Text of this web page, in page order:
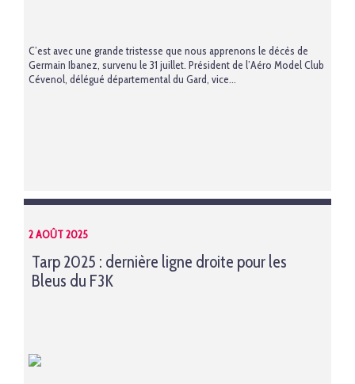
C’est avec une grande tristesse que nous apprenons le décès de
Germain Ibanez, survenu le 31 juillet. Président de l’Aéro Model Club
Cévenol, délégué départemental du Gard, vice...
2 AOÛT 2025
Tarp 2025 : dernière ligne droite pour les
Bleus du F3K